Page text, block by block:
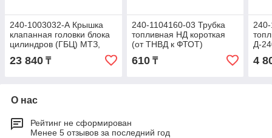
240-1003032-А Крышка
клапанная головки блока
цилиндров (ГБЦ) МТЗ,
(ОАО ММЗ)
23 840 ₸
240-1104160-03 Трубка
топливная НД короткая
(от ТНВД к ФТОТ)
610₸
Д-
4
О нас
Рейтинг не сформирован
Менее 5 отзывов за последний год